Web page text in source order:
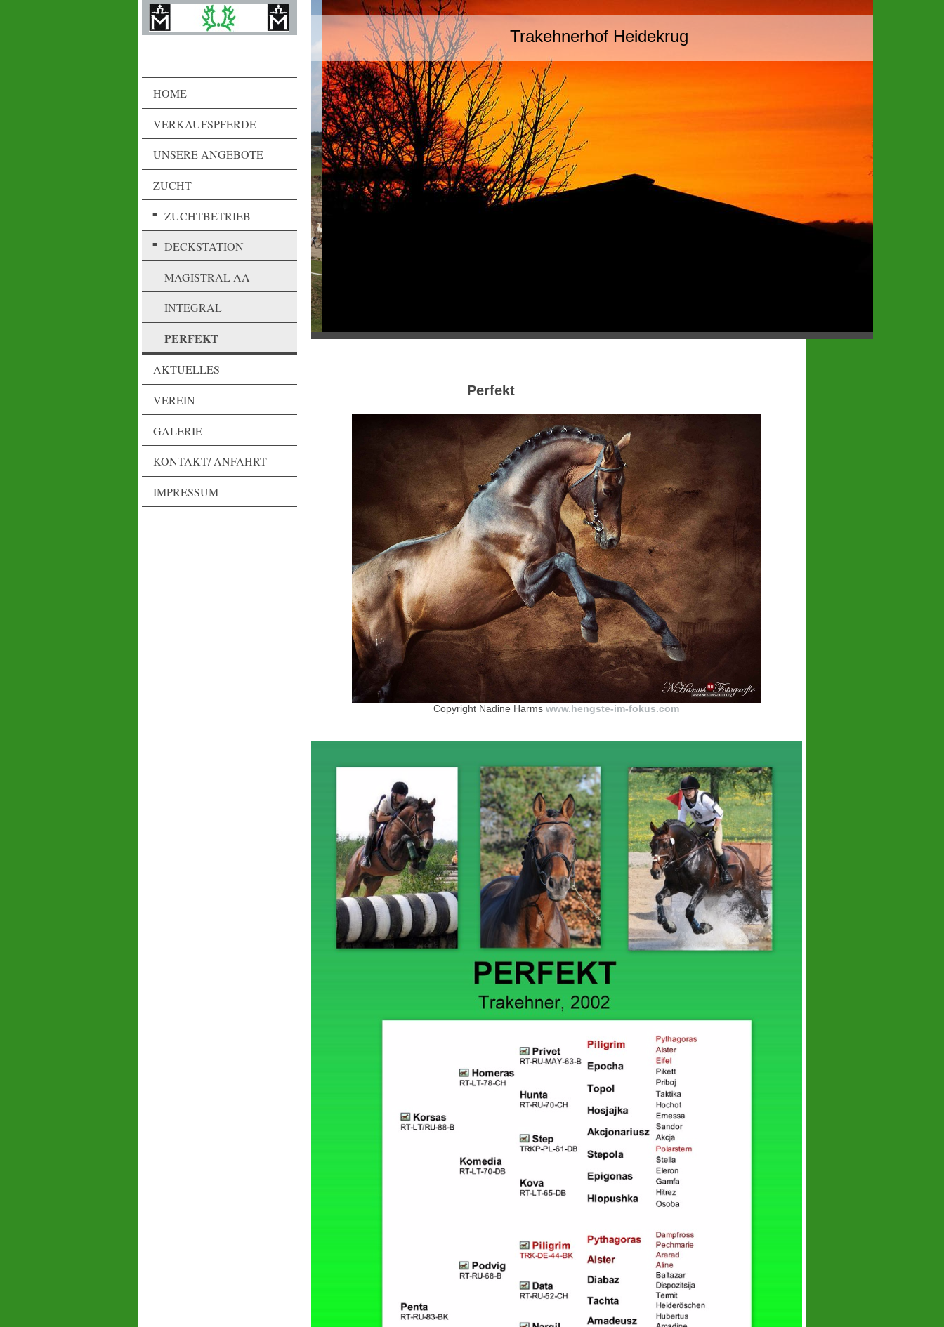
HOME
VERKAUFSPFERDE
UNSERE ANGEBOTE
ZUCHT
ZUCHTBETRIEB
DECKSTATION
MAGISTRAL AA
INTEGRAL
PERFEKT
AKTUELLES
VEREIN
GALERIE
KONTAKT/ ANFAHRT
IMPRESSUM
Trakehnerhof Heidekrug
Perfekt
Copyright Nadine Harmswww.hengste-im-fokus.com